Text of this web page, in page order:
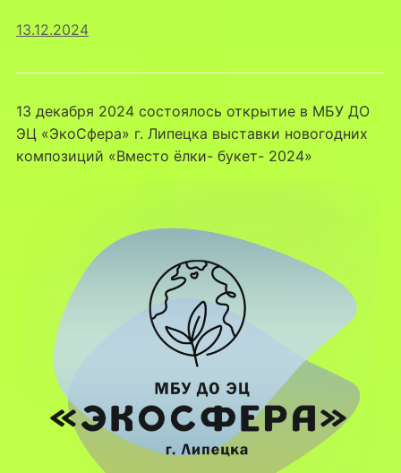
13.12.2024
13 декабря 2024 состоялось открытие в МБУ ДО
ЭЦ «ЭкоСфера» г. Липецка выставки новогодних
композиций «Вместо ёлки- букет- 2024»